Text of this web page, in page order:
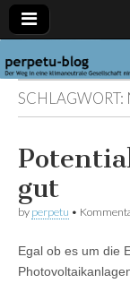
blog
Der Weg in
klimaneutrale
Gesellschaft
Gestalt an
SCHLAGWORT:
gut
by perpetu •
Egal ob es um die